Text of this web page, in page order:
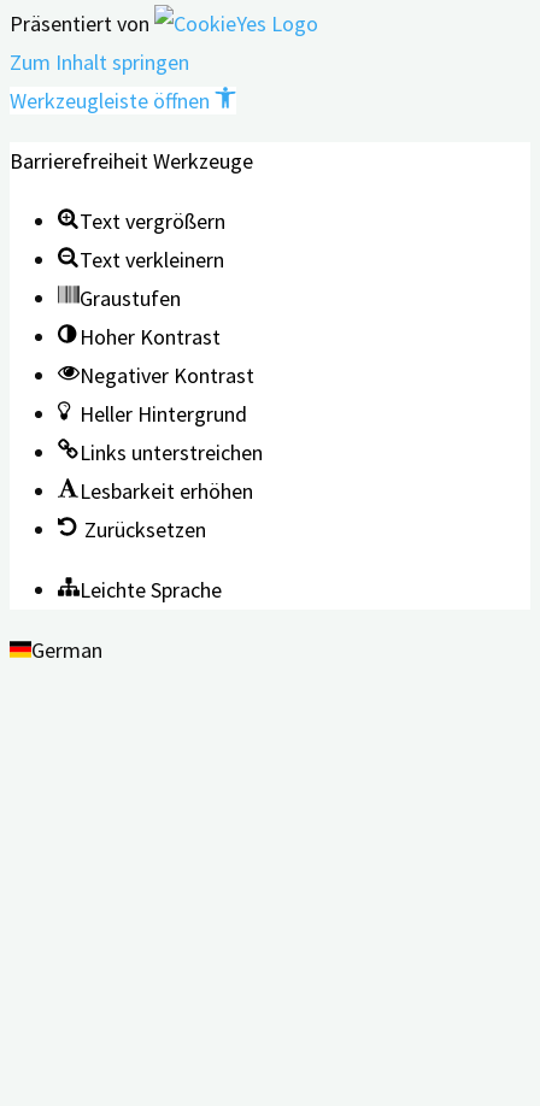
Präsentiert von
Zum Inhalt springen
Werkzeugleiste öffnen
Barrierefreiheit Werkzeuge
Text vergrößern
Text verkleinern
Graustufen
Hoher Kontrast
Negativer Kontrast
Heller Hintergrund
Links unterstreichen
Lesbarkeit erhöhen
Zurücksetzen
Leichte Sprache
German